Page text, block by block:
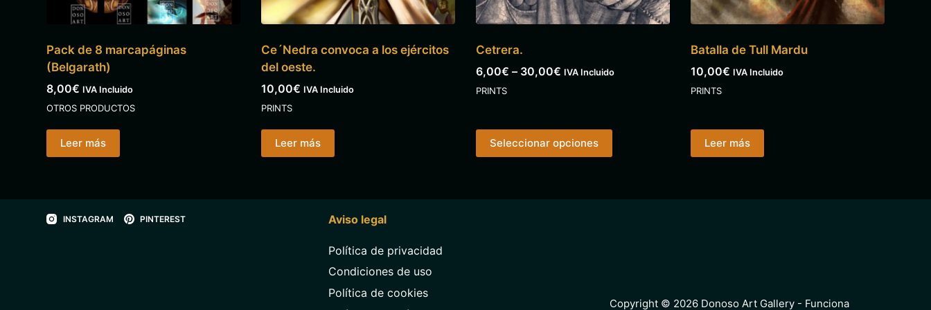
Pack de 8 marcapáginas
(Belgarath)
8,00€ IVA Incluido
OTROS PRODUCTOS
Leer más
Ce´Nedra convoca a los ejércitos
del oeste.
10,00€ IVA Incluido
PRINTS
Leer más
Cetrera.
6,00€ – 30,00€ IVA Incluido
PRINTS
Seleccionar opciones
Batalla de Tull Mardu
10,00€ IVA Incluido
PRINTS
Leer más
INSTAGRAM PINTEREST Aviso legal
Política de privacidad
Condiciones de uso
Política de cookies
Copyright © 2026 Donoso Art Gallery - Funciona